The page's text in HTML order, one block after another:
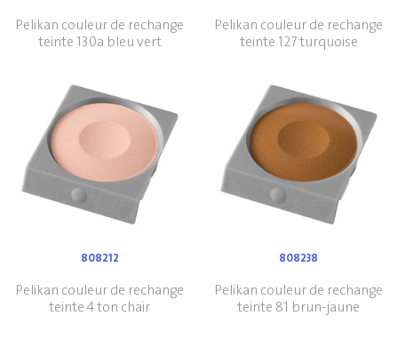
Pelikan couleur de rechange
teinte 130a bleu vert
Pelikan couleur de rechange
teinte 127 turquoise
808212
Pelikan couleur de rechange
teinte 4 ton chair
808238
Pelikan couleur de rechange
teinte 81 brun-jaune